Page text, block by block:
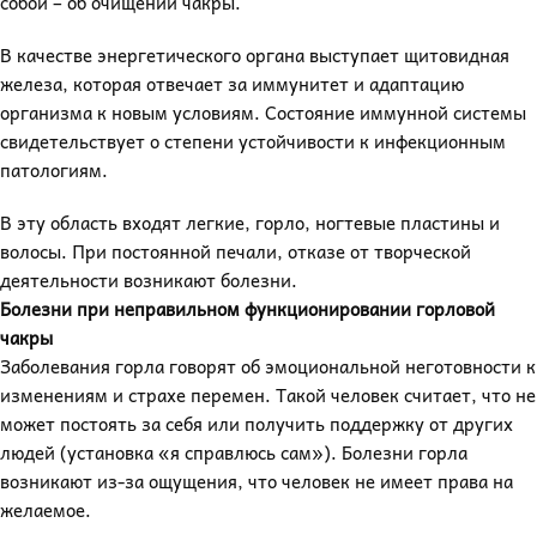
В качестве энергетического органа выступает щитовидная
железа, которая отвечает за иммунитет и адаптацию
организма к новым условиям. Состояние иммунной системы
свидетельствует о степени устойчивости к инфекционным
патологиям.
В эту область входят легкие, горло, ногтевые пластины и
волосы. При постоянной печали, отказе от творческой
деятельности возникают болезни.
Болезни при неправильном функционировании горловой
чакры
Заболевания горла говорят об эмоциональной неготовности к
изменениям и страхе перемен. Такой человек считает, что не
может постоять за себя или получить поддержку от других
людей (установка «я справлюсь сам»). Болезни горла
возникают из-за ощущения, что человек не имеет права на
желаемое.